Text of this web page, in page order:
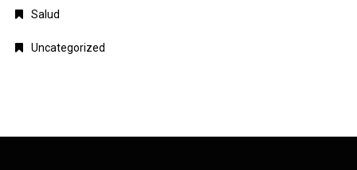
Salud
Uncategorized